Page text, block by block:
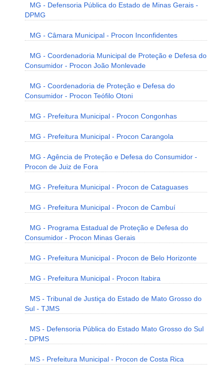
MG - Defensoria Pública do Estado de Minas Gerais -
DPMG
MG - Câmara Municipal - Procon Inconfidentes
MG - Coordenadoria Municipal de Proteção e Defesa do
Consumidor - Procon João Monlevade
MG - Coordenadoria de Proteção e Defesa do
Consumidor - Procon Teófilo Otoni
MG - Prefeitura Municipal - Procon Congonhas
MG - Prefeitura Municipal - Procon Carangola
MG - Agência de Proteção e Defesa do Consumidor -
Procon de Juiz de Fora
MG - Prefeitura Municipal - Procon de Cataguases
MG - Prefeitura Municipal - Procon de Cambuí
MG - Programa Estadual de Proteção e Defesa do
Consumidor - Procon Minas Gerais
MG - Prefeitura Municipal - Procon de Belo Horizonte
MG - Prefeitura Municipal - Procon Itabira
MS - Tribunal de Justiça do Estado de Mato Grosso do
Sul - TJMS
MS - Defensoria Pública do Estado Mato Grosso do Sul
- DPMS
MS - Prefeitura Municipal - Procon de Costa Rica